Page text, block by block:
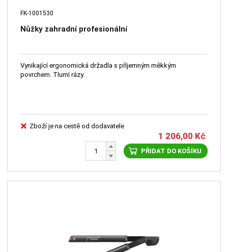
FK-1001530
Nůžky zahradní profesionální
Vynikající ergonomická držadla s příjemným měkkým
povrchem. Tlumí rázy.
Zboží je na cestě od dodavatele
1 206,00 Kč
PŘIDAT DO KOŠÍKU